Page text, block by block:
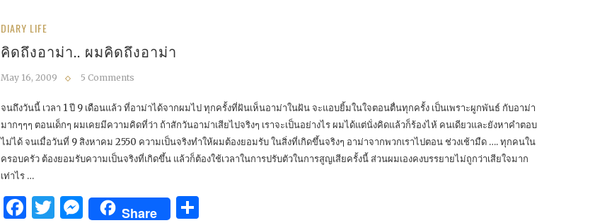
DIARY LIFE
คิดถึงอาม่า.. ผมคิดถึงอาม่า
May 16, 2009 5 Comments
จนถึงวันนี้ เวลา 1 ปี 9 เดือนแล้ว ที่อาม่าได้จากผมไป ทุกครั้งที่ฝันเห็นอาม่าในฝัน จะแอบยิ้มในใจตอนตื่นทุกครั้ง เป็นเพราะผูกพันธ์ กับอาม่า
มากๆๆๆ ตอนเด็กๆ ผมเคยมีความคิดที่ว่า ถ้าสักวันอาม่าเสียไปจริงๆ เราจะเป็นอย่างไร ผมได้แต่นั่งคิดแล้วก็ร้องไห้ คนเดียวและยังหาคำตอบ
ไม่ได้ จนเมื่อวันที่ 9 สิงหาคม 2550 ความเป็นจริงทำให้ผมต้องยอมรับ ในสิ่งที่เกิดขึ้นจริงๆ อาม่าจากพวกเราไปตอน ช่วงเช้ามืด …. ทุกคนใน
ครอบครัว ต้องยอมรับความเป็นจริงที่เกิดขึ้น แล้วก็ต้องใช้เวลาในการปรับตัวในการสูญเสียครั้งนี้ ส่วนผมเองคงบรรยายไม่ถูกว่าเสียใจมาก
เท่าไร …
Facebook
Twitter
Messenger
Share